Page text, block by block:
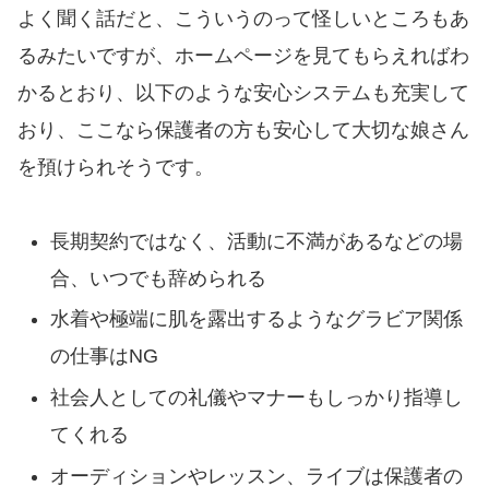
よく聞く話だと、こういうのって怪しいところもあ
るみたいですが、ホームページを見てもらえればわ
かるとおり、以下のような安心システムも充実して
おり、ここなら保護者の方も安心して大切な娘さん
を預けられそうです。
長期契約ではなく、活動に不満があるなどの場
合、いつでも辞められる
水着や極端に肌を露出するようなグラビア関係
の仕事はNG
社会人としての礼儀やマナーもしっかり指導し
てくれる
オーディションやレッスン、ライブは保護者の